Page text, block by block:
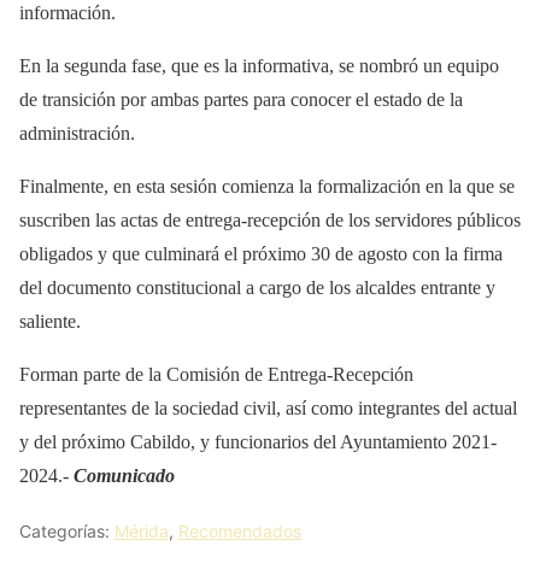
información.
En la segunda fase, que es la informativa, se nombró un equipo
de transición por ambas partes para conocer el estado de la
administración.
Finalmente, en esta sesión comienza la formalización en la que se
suscriben las actas de entrega-recepción de los servidores públicos
obligados y que culminará el próximo 30 de agosto con la firma
del documento constitucional a cargo de los alcaldes entrante y
saliente.
Forman parte de la Comisión de Entrega-Recepción
representantes de la sociedad civil, así como integrantes del actual
y del próximo Cabildo, y funcionarios del Ayuntamiento 2021-
2024.- Comunicado
Categorías: Mérida, Recomendados